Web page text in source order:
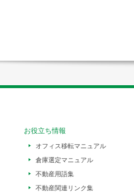
お役立ち情報
オフィス移転マニュアル
倉庫選定マニュアル
不動産用語集
不動産関連リンク集